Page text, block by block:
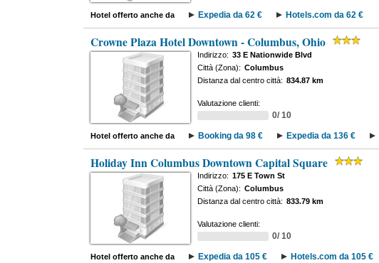
Hotel offerto anche da Expedia da 62 € Hotels.com da 62 €
Crowne Plaza Hotel Downtown - Columbus, Ohio
Indirizzo: 33 E Nationwide Blvd
Città (Zona): Columbus
Distanza dal centro città: 834.87 km
Valutazione clienti:
0/ 10
Hotel offerto anche da Booking da 98 € Expedia da 136 €
Holiday Inn Columbus Downtown Capital Square
Indirizzo: 175 E Town St
Città (Zona): Columbus
Distanza dal centro città: 833.79 km
Valutazione clienti:
0/ 10
Hotel offerto anche da Expedia da 105 € Hotels.com da 105 €